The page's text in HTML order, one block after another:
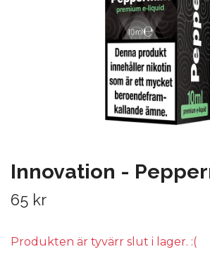
Innovation -
65 kr
Produkten är tyvärr slut i lager. :(